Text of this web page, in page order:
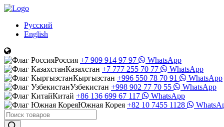
Русский
English
Россия +7 909 914 97 97
WhatsApp
Казахстан +7 777 255 70 77
WhatsApp
Кыргызстан +996 550 78 70 91
WhatsApp
Узбекистан +998 902 77 70 55
WhatsApp
Китай +86 136 699 67 117
WhatsApp
Южная Корея +82 10 7455 1128
Поиск
товаров